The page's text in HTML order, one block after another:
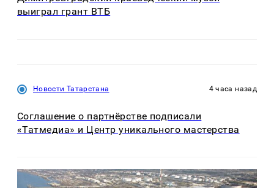
выиграл грант ВТБ
Новости Татарстана 4 часа назад
Соглашение о партнёрстве подписали
«Татмедиа» и Центр уникального мастерства